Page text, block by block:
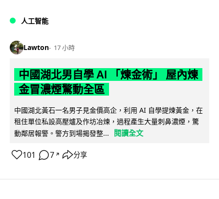
人工智能
Lawton 17 小時
中國湖北男自學 AI 「煉金術」 屋內煉
金冒濃煙驚動全區
中國湖北黃石一名男子見金價高企，利用 AI 自學提煉黃金，在
租住單位私設高壓爐及作坊冶煉，過程產生大量刺鼻濃煙，驚
動鄰居報警。警方到場揭發整...
閱讀全文
101 7 ↗ 分享